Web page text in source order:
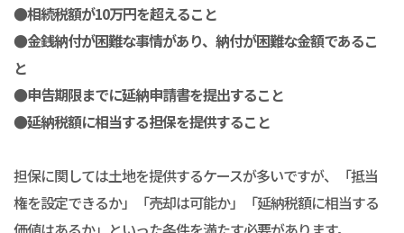
●相続税額が10万円を超えること
●金銭納付が困難な事情があり、納付が困難な金額であるこ
と
●申告期限までに延納申請書を提出すること
●延納税額に相当する担保を提供すること
担保に関しては土地を提供するケースが多いですが、「抵当
権を設定できるか」「売却は可能か」「延納税額に相当する